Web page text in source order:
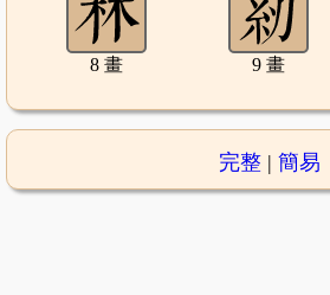
8 畫 9 畫
完整| 簡易